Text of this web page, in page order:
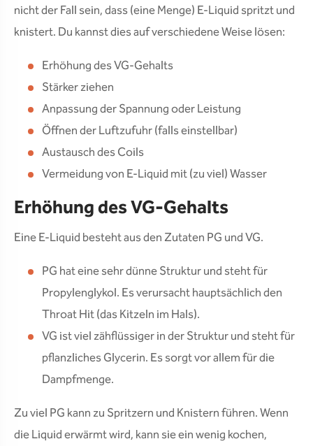
nicht der Fall sein, dass (eine Menge) E-Liquid spritzt und
knistert. Du kannst dies auf verschiedene Weise lösen:
Erhöhung des VG-Gehalts
Stärker ziehen
Anpassung der Spannung oder Leistung
Öffnen der Luftzufuhr (falls einstellbar)
Austausch des Coils
Vermeidung von E-Liquid mit (zu viel) Wasser
Erhöhung des VG-Gehalts
Eine E-Liquid besteht aus den Zutaten PG und VG.
PG hat eine sehr dünne Struktur und steht für
Propylenglykol. Es verursacht hauptsächlich den
Throat Hit (das Kitzeln im Hals).
VG ist viel zähflüssiger in der Struktur und steht für
pflanzliches Glycerin. Es sorgt vor allem für die
Dampfmenge.
Zu viel PG kann zu Spritzern und Knistern führen. Wenn
die Liquid erwärmt wird, kann sie ein wenig kochen,